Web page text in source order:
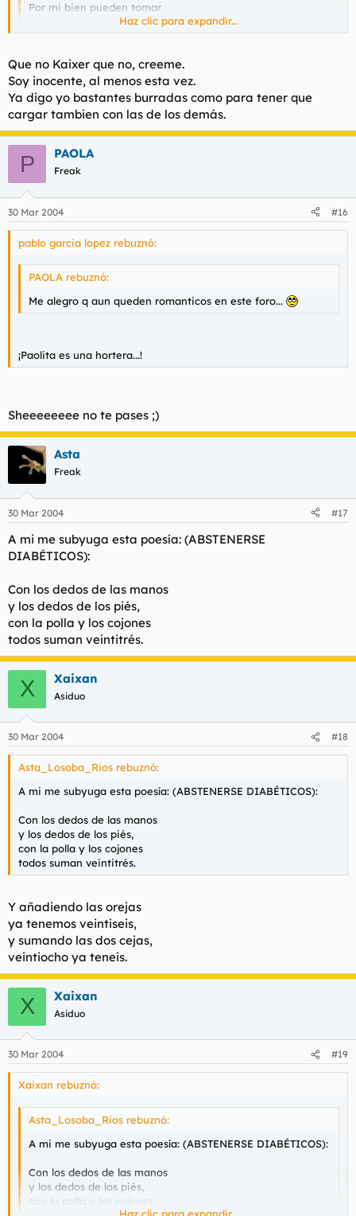
Por mi bien pueden tomar
otro oficio las auroras:
que yo conozco una luz
No hallo rosas ni flores
cuando no miro tu cara,
que como en ella están todas,
con ella todas me faltan.
Decirte yo mi pasión
no es esperanza de premio,
sino acusación y culpa
que pongo a mis pensamientos.
Coño un clon del Xaixan....
Alguien le ha dicho a este lo de los MPs???
Haz clic para expandir...
Que no Kaixer que no, creeme.
Soy inocente, al menos esta vez.
Ya digo yo bastantes burradas como para tener que
cargar tambien con las de los demás.
P PAOLA
Freak
30 Mar 2004 #16
pablo garcia lopez rebuznó:
PAOLA rebuznó:
Me alegro q aun queden romanticos en este foro...
¡Paolita es una hortera...!
Sheeeeeeee no te pases ;)
Asta
Freak
30 Mar 2004 #17
A mi me subyuga esta poesía: (ABSTENERSE
DIABÉTICOS):
Con los dedos de las manos
y los dedos de los piés,
con la polla y los cojones
todos suman veintitrés.
X Xaixan
Asiduo
30 Mar 2004 #18
Asta_Losoba_Rios rebuznó:
A mi me subyuga esta poesía: (ABSTENERSE DIABÉTICOS):
Con los dedos de las manos
y los dedos de los piés,
con la polla y los cojones
todos suman veintitrés.
Y añadiendo las orejas
ya tenemos veintiseis,
y sumando las dos cejas,
veintiocho ya teneis.
X Xaixan
Asiduo
30 Mar 2004 #19
Xaixan rebuznó:
Asta_Losoba_Rios rebuznó:
A mi me subyuga esta poesía: (ABSTENERSE DIABÉTICOS):
Con los dedos de las manos
y los dedos de los piés,
con la polla y los cojones